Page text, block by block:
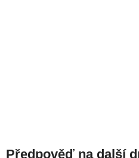
Předpověď na další